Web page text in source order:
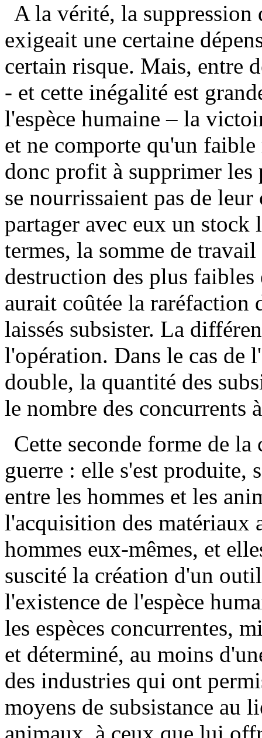
A la vérité, la suppression
exigeait une certaine
certain risque. Mais, entre
- et cette inégalité est
l'espèce humaine – la
et ne comporte qu'un
donc profit à supprimer les
se nourrissaient pas de
partager avec eux un stock
termes, la somme de
destruction des plus
aurait coûtée la raréfaction
laissés subsister. La
l'opération. Dans le cas de
double, la quantité des
le nombre des concurrents
Cette seconde forme de
guerre : elle s'est produite,
entre les hommes et les
l'acquisition des matériaux
hommes eux-mêmes, et
suscité la création d'un
l'existence de l'espèce
les espèces concurrentes,
et déterminé, au moins
des industries qui ont
moyens de subsistance au